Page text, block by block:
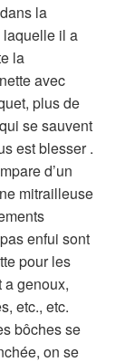
la
laquelle il a
la
avec
plus de
se sauvent
est blesser .
d’un
mitrailleuse
enfui sont
pour les
a genoux,
etc., etc.
bôches se
on se